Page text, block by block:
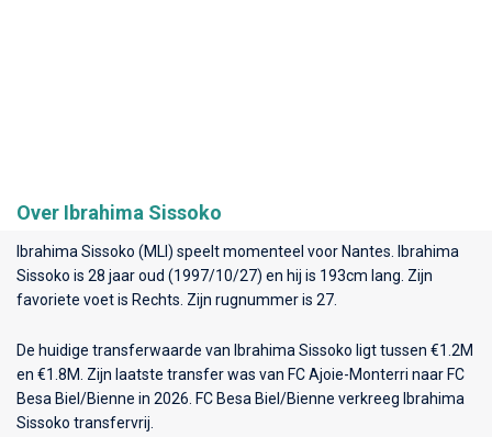
Over Ibrahima Sissoko
Ibrahima Sissoko (MLI) speelt momenteel voor Nantes . Ibrahima
Sissoko is 28 jaar oud (1997/10/27) en hij is 193cm lang. Zijn
favoriete voet is Rechts. Zijn rugnummer is 27.
De huidige transferwaarde van Ibrahima Sissoko ligt tussen €1.2M
en €1.8M. Zijn laatste transfer was van FC Ajoie-Monterri naar FC
Besa Biel/Bienne in 2026. FC Besa Biel/Bienne verkreeg Ibrahima
Sissoko transfervrij.